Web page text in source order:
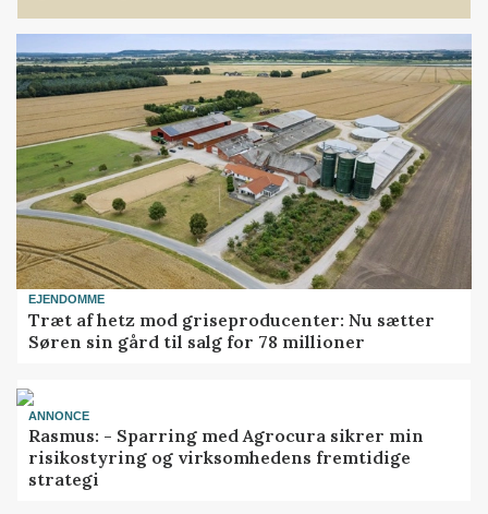
EJENDOMME
Træt af hetz mod griseproducenter: Nu sætter
Søren sin gård til salg for 78 millioner
ANNONCE
Rasmus: - Sparring med Agrocura sikrer min
risikostyring og virksomhedens fremtidige
strategi